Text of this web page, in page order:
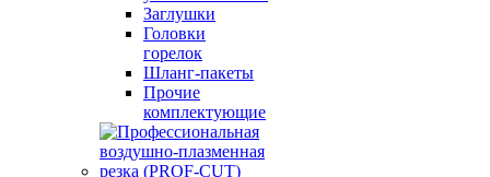
Заглушки
Головки
горелок
Шланг-пакеты
Прочие
комплектующие